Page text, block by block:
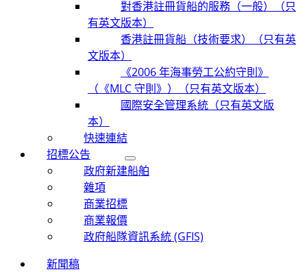
對香港註冊貨船的服務（一般）（只
有英文版本）
香港註冊貨船（技術要求）（只有英
文版本）
《2006 年海事勞工公約守則》
（《MLC 守則》）（只有英文版本）
國際安全管理系統（只有英文版
本）
快速連結
招標公告
政府新建船舶
雜項
商業招標
商業報價
政府船隊資訊系統 (GFIS)
新聞稿